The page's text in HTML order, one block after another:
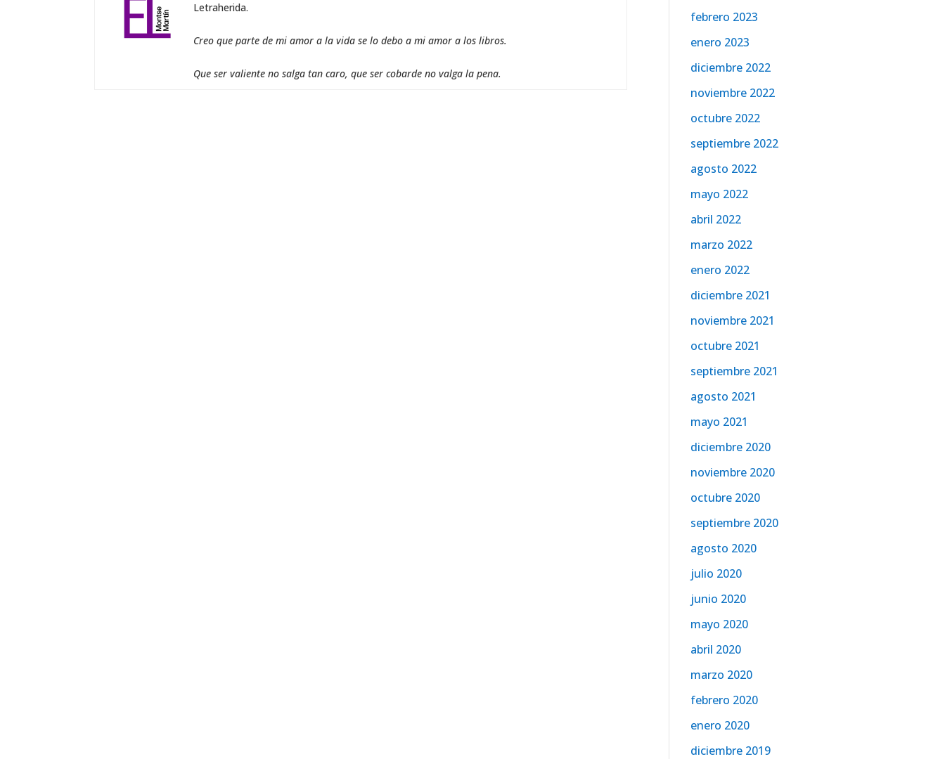
Letraherida.
Creo que parte de mi amor a la vida se lo debo a mi amor a los libros.
Que ser valiente no salga tan caro, que ser cobarde no valga la pena.
febrero 2023
enero 2023
diciembre 2022
noviembre 2022
octubre 2022
septiembre 2022
agosto 2022
mayo 2022
abril 2022
marzo 2022
enero 2022
diciembre 2021
noviembre 2021
octubre 2021
septiembre 2021
agosto 2021
mayo 2021
diciembre 2020
noviembre 2020
octubre 2020
septiembre 2020
agosto 2020
julio 2020
junio 2020
mayo 2020
abril 2020
marzo 2020
febrero 2020
enero 2020
diciembre 2019